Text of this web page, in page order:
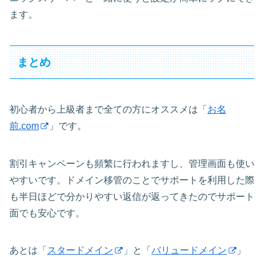
ます。
まとめ
初心者から上級者まで全ての方にオススメは「 お名
前.com
」です。
割引キャンペーンも頻繁に行われますし、管理画面も使い
やすいです。ドメイン移管のことでサポートを利用した際
も半日ほどで分かりやすい返信が返ってきたのでサポート
面でも安心です。
あとは「 スタードメイン 」と「 バリュードメイン
」